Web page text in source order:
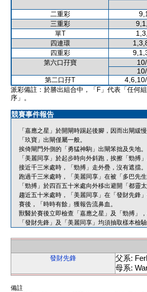
二重彩
9,1
三重彩
單T
四連環
四重彩
第六口孖寶
第二口孖T
派彩備註：於勝出組合中，「F」代表「任何
序」。
競賽事件報告
「嘉應之星」於開閘時踢起後腳，因而出閘
「玖寶」出閘僅屬一般。
挨倚閘門外側的「勇猛神駒」出閘笨拙及失地。
「美麗同享」於起步時向外斜跑，挨擦「勁搏」
接近千三米處時，「勁搏」走外疊，沒有遮擋。
跑過千三米處時，「美麗同享」在被「多巴先生
「勁搏」於四百五十米處向外移出避開「都靈
趨近五十米處時，「美麗同享」在「發財先鋒
賽後，「時時有餘」獲報告流鼻血。
獸醫於賽後立即檢查「嘉應之星」及「勁搏」
「發財先鋒」及「美麗同享」均須抽取樣本檢驗
發財先鋒
父系:
母系:
備註